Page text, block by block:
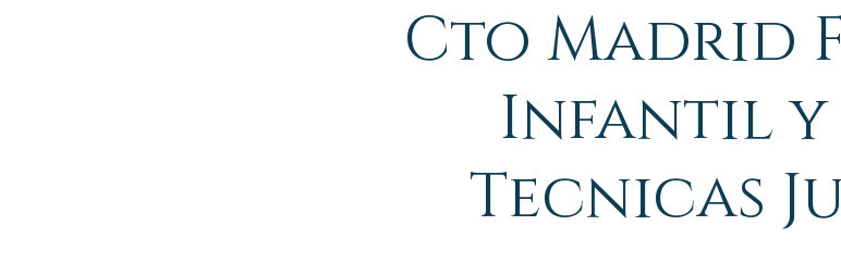
Cto Madrid
Infantil y
Tecnicas